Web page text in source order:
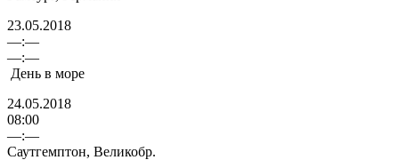
23.05.2018
—:—
—:—
День в море
24.05.2018
08:00
—:—
Саутгемптон, Великобр.